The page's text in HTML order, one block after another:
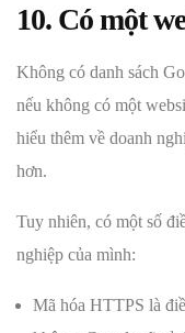
10. Có một
Không có danh sách
nếu không có một
hiểu thêm về doanh
hơn.
Tuy nhiên, có một số
nghiệp của mình:
Mã hóa HTTPS là